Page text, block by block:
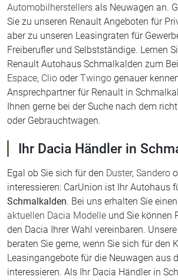
Freiberufler und Selbstständige. Lernen
Renault Autohaus Schmalkalden zum
Espace ,Cliooder Twingogenauer
Ansprechpartner für Renault in
Ihnen gerne bei der Suche nach dem
oder Gebrauchtwagen.
Ihr Dacia Händler in
interessieren: CarUnion ist Ihr Autohaus
Schmalkalden
aktuellen Dacia Modelleund Sie können
den Dacia Ihrer Wahl vereinbaren. Unsere
beraten Sie gerne, wenn Sie sich für den
Leasingangebote für die Neuwagen aus
interessieren. Als Ihr Dacia Händler in
wir Ihnen umfassend zur Verfügung.
Ihr Cupra Autohaus in